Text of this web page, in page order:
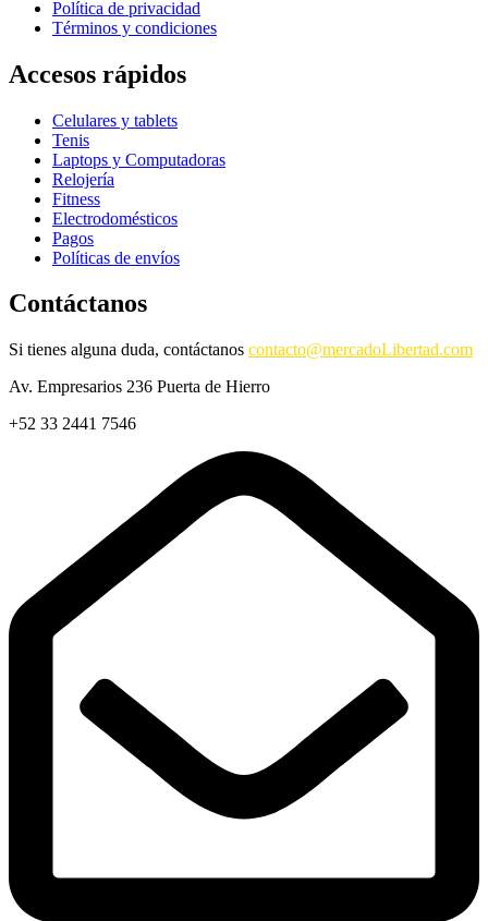
Política de privacidad
Términos y condiciones
Accesos rápidos
Celulares y tablets
Tenis
Laptops y Computadoras
Relojería
Fitness
Electrodomésticos
Pagos
Políticas de envíos
Contáctanos
Si tienes alguna duda, contáctanos contacto@mercadoLibertad.com
Av. Empresarios 236 Puerta de Hierro
+52 33 2441 7546